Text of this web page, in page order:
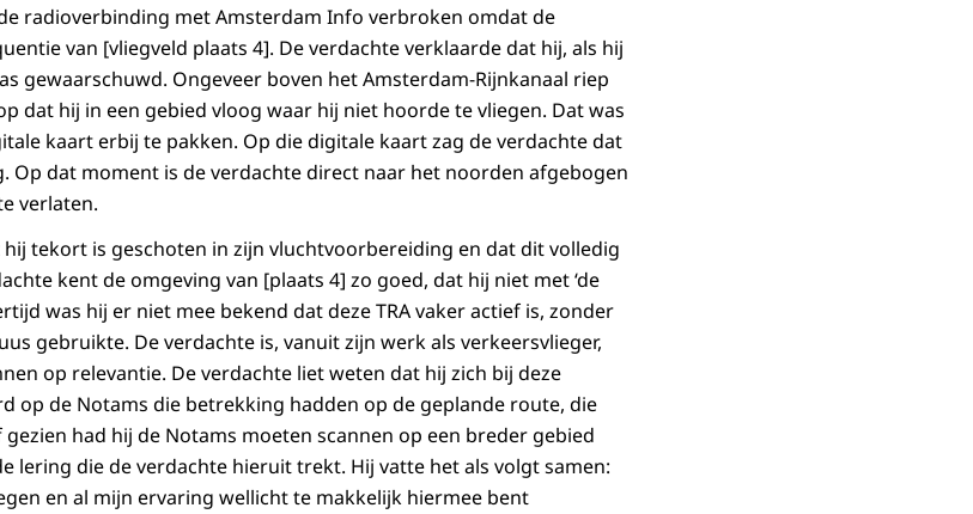
radioverbinding met Amsterdam Info verbroken omdat de
van [vliegveld plaats 4]. De verdachte verklaarde dat hij, als hij
gewaarschuwd. Ongeveer boven het Amsterdam-Rijnkanaal riep
dat hij in een gebied vloog waar hij niet hoorde te vliegen. Dat was
kaart erbij te pakken. Op die digitale kaart zag de verdachte dat
Op dat moment is de verdachte direct naar het noorden afgebogen
verlaten.
tekort is geschoten in zijn vluchtvoorbereiding en dat dit volledig
kent de omgeving van [plaats 4] zo goed, dat hij niet met ‘de
was hij er niet mee bekend dat deze TRA vaker actief is, zonder
gebruikte. De verdachte is, vanuit zijn werk als verkeersvlieger,
op relevantie. De verdachte liet weten dat hij zich bij deze
op de Notams die betrekking hadden op de geplande route, die
had hij de Notams moeten scannen op een breder gebied
lering die de verdachte hieruit trekt. Hij vatte het als volgt samen:
en al mijn ervaring wellicht te makkelijk hiermee bent